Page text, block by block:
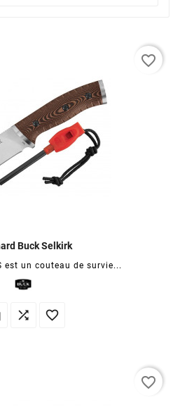
Buck Selkirk
est un couteau de survie...
 
favorite_border
favorite_border